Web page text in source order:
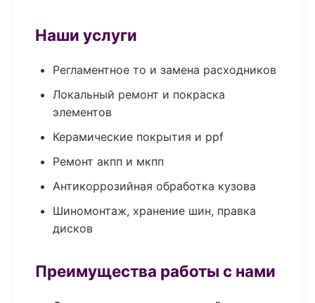
Наши услуги
Регламентное то и замена расходников
Локальный ремонт и покраска
элементов
Керамические покрытия и ppf
Ремонт акпп и мкпп
Антикоррозийная обработка кузова
Шиномонтаж, хранение шин, правка
дисков
Преимущества работы с нами